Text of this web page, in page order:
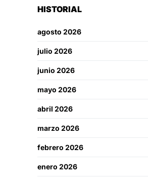
HISTORIAL
agosto 2026
julio 2026
junio 2026
mayo 2026
abril 2026
marzo 2026
febrero 2026
enero 2026